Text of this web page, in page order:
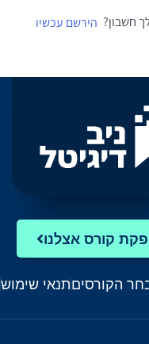
חשבון? הירשם עכשיו
קורס אצלנו
הקורסיםתנאי שימוש